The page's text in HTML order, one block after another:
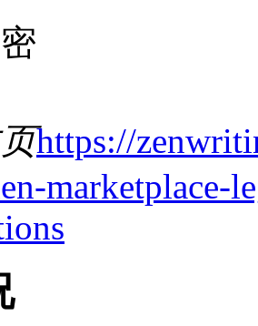
https://
marketplace-